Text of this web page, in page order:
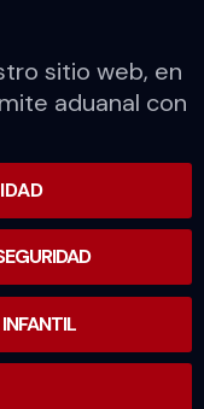
sitio web, en
aduanal con